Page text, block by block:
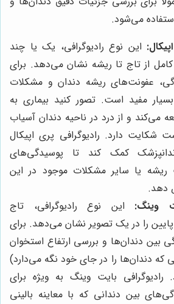
می‌شود.
این نوع رادیوگرافی، یک یا چند
کامل از تاج تا ریشه نشان می‌دهد. برای
عفونت‌های ریشه دندان و مشکلات
بسیار مفید است. تصور کنید بیماری به
می‌کند و از درد در ناحیه دندان آسیاب
شکایت دارد. رادیوگرافی پری اپیکال
کمک کند تا پوسیدگی‌های
ریشه یا سایر مشکلات موجود در این
دهد.
وینگ: این نوع رادیوگرافی، تاج
پایین را در یک تصویر نشان می‌دهد. برای
دندان‌ها و بررسی ارتفاع استخوان
که دندان‌ها را در جای خود نگه می‌دارد)
رادیوگرافی بایت وینگ به ویژه برای
بین دندانی که با معاینه بالینی